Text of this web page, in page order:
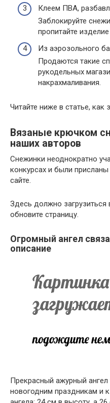
Клеем ПВА,
Заблокируйте
пропитайте
Из аэрозольного
Продаются такие
рукодельных
накрахмаливания.
Читайте ниже в статье, как
Вязаные крючком
наших авторов
Снежинки неоднократно
конкурсах и были
сайте.
Здесь должно
обновите страницу.
Огромный ангел
описание
Прекрасный ажурный
новогодним праздникам и